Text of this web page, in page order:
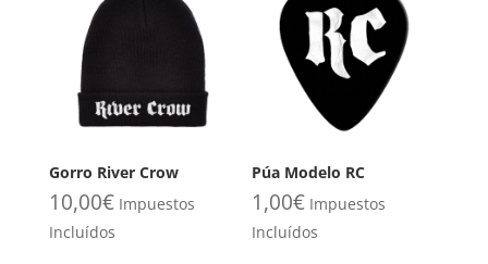
Gorro River Crow
10,00€ Impuestos
Incluídos
Púa Modelo RC
1,00€ Impuestos
Incluídos